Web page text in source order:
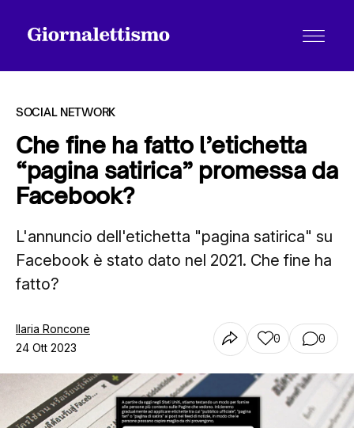
Tutti gli articoli
Chi siamo
SOCIAL NETWORK
Che fine ha fatto l’etichetta
“pagina satirica” promessa da
Facebook?
L'annuncio dell'etichetta "pagina satirica" su
Facebook è stato dato nel 2021. Che fine ha
fatto?
Ilaria Roncone
24 Ott 2023
0 0